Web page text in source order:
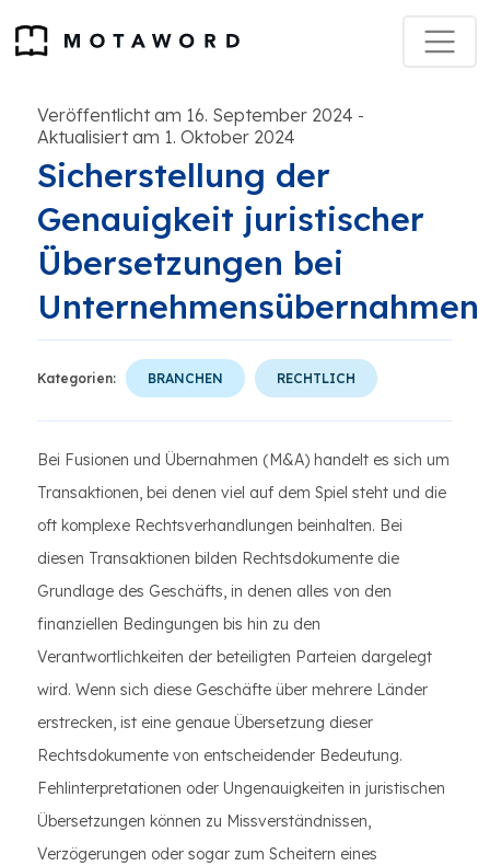
Veröffentlicht am 16. September 2024 -
Aktualisiert am 1. Oktober 2024
Sicherstellung der
Genauigkeit juristischer
Übersetzungen bei
Unternehmensübernahmen
Kategorien: BRANCHEN RECHTLICH
Bei Fusionen und Übernahmen (M&A) handelt es sich um
Transaktionen, bei denen viel auf dem Spiel steht und die
oft komplexe Rechtsverhandlungen beinhalten. Bei
diesen Transaktionen bilden Rechtsdokumente die
Grundlage des Geschäfts, in denen alles von den
finanziellen Bedingungen bis hin zu den
Verantwortlichkeiten der beteiligten Parteien dargelegt
wird. Wenn sich diese Geschäfte über mehrere Länder
erstrecken, ist eine genaue Übersetzung dieser
Rechtsdokumente von entscheidender Bedeutung.
Fehlinterpretationen oder Ungenauigkeiten in juristischen
Übersetzungen können zu Missverständnissen,
Verzögerungen oder sogar zum Scheitern eines